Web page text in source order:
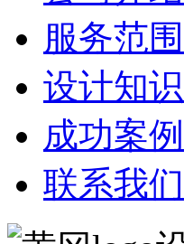
服务范围
设计知识
成功案例
联系我们